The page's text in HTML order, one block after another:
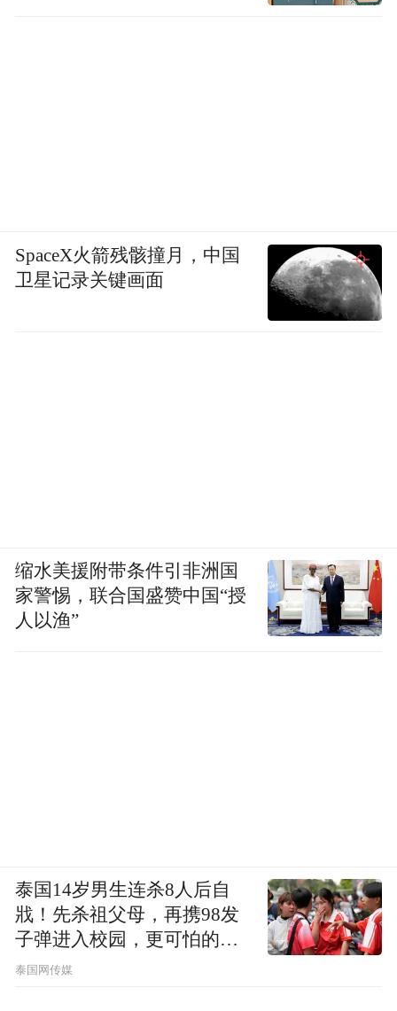
SpaceX火箭残骸撞月，中国
卫星记录关键画面
缩水美援附带条件引非洲国
家警惕，联合国盛赞中国“授
人以渔”
泰国14岁男生连杀8人后自
戕！先杀祖父母，再携98发
子弹进入校园，更可怕的细
节公布了
泰国网传媒